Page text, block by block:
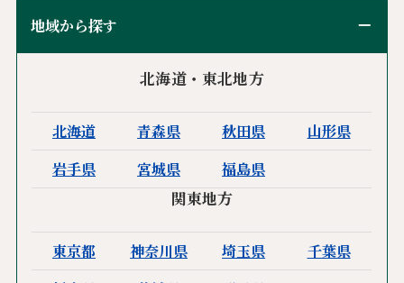
地域から探す
北海道・東北地方
北海道 青森県 秋田県
山形県
岩手県
宮城県
福島県
関東地方
東京都 神奈川県 埼玉県
千葉県